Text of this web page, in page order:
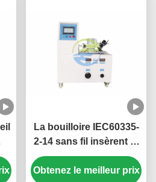
La bouilloire IEC60335-
2-14 sans fil insèrent et
retirent l'appareil de
contrôle de résistance
Obtenez le meilleur prix